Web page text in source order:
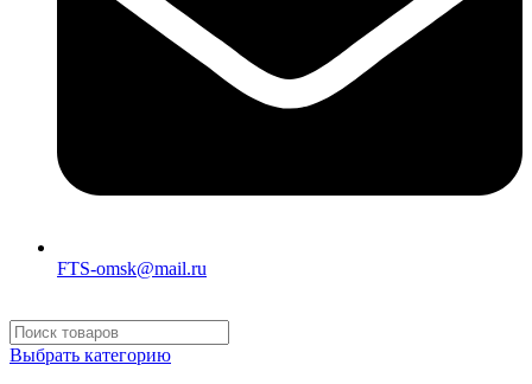
FTS-omsk@mail.ru
Выбрать категорию